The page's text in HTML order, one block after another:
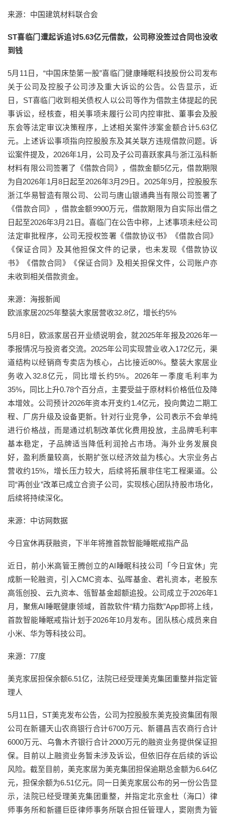
来源：中国建筑材料联合会
ST喜临门遭起诉追讨5.63亿元借款，公司称没签过合同也没收
到钱
5月11日，“中国床垫第一股”喜临门健康睡眠科技股份公司发布
关于公司及控股子公司涉及重大诉讼的公告。公告显示，近
日，ST喜临门收到相关债权人以公司等作为借款主体提起的民
事诉讼，经核查，相关事项未履行公司内控审批、董事会及股
东会等法定审议决策程序，上述相关案件涉案金额合计5.63亿
元。上述诉讼事项指向控股股东及其关联方违规借款问题。诉
讼案件提及，2026年1月，公司及子公司喜跃家具与浙江泓科新
材料有限公司签署了《借款合同》，借款金额5亿元，借款期限
为自2026年1月8日起至2026年3月29日。2025年9月，控股股东
浙江华易智造有限公司、公司与唐山银通典当有限公司签署了
《借款合同》，借款金额9900万元，借款期限为自实际出借之
日起至2026年3月21日。喜临门在公告中称，上述事项未经公司
法定审批程序，公司无授权签署《借款协议书》《借款合同》
《保证合同》及其他担保文件的记录，也未发现《借款协议
书》《借款合同》《保证合同》及相关担保文件，公司账户亦
未收到相关借款资金。
来源：海报新闻
欧派家居2025年整装大家居营收32.8亿，增长约5%
5月8日，欧派家居召开业绩说明会，就2025年年报及2026年一
季报情况与投资者交流。2025年公司实现营业收入172亿元，渠
道结构以经销商专卖店为核心，占比接近80%。整装大家居业
务收入32.8亿元，同比增长约5%。2026年一季度毛利率为
35%，同比上升0.78个百分点，主要受益于原材料价格低位及降
本增效。公司预计2026年资本开支约1.4亿元，投向黄边二期工
程、厂房升级及设备更新。针对行业竞争，公司表示不会单纯
进行价格战，而是通过机制改革优化费用投放，主品牌毛利率
基本稳定，子品牌适当降低利润抢占市场。海外业务发展良
好，盈利质量较高，长期扩张以经济效益为核心。大宗业务占
营收约15%，增长压力较大，后续将拓展非住宅工程渠道。公
司“再创业”改革已成立合资子公司，实现核心团队持股市场化，
后续将持续深化。
来源：中访网数据
今日宜休再获融资，下半年将推首款智能睡眠戒指产品
近日，前小米高管王腾创立的AI睡眠科技公司「今日宜休」完
成新一轮融资，引入CMC资本、弘晖基金、君礼资本，老股东
高瓴创投、云九资本、瓴智基金超额追投。公司成立于2026年1
月，聚焦AI睡眠健康领域，首款软件“精力指数”App即将上线，
首款智能睡眠戒指计划于2026年10月发布。团队核心成员来自
小米、华为等科技公司。
来源：77度
美克家居担保余额6.51亿，法院已经受理美克集团重整并指定管
理人
5月11日，ST美克发布公告，公司为控股股东美克投资集团有限
公司在新疆天山农商银行合计6700万元、新疆昌吉农商行合计
6000万元、乌鲁木齐银行合计2000万元的融资业务提供保证担
保。目前以上融资业务暂未涉及诉讼，但依旧存在后续的诉讼
风险。截至目前，美克家居为美克集团担保逾期总金额为6.64亿
元，担保余额为6.51亿元。同一日美克家居公布的另一份公告显
示，法院已经受理美克集团重整，并指定北京金杜（海口）律
师事务所和新疆巨臣律师事务所联合担任管理人，窦刚贵为管